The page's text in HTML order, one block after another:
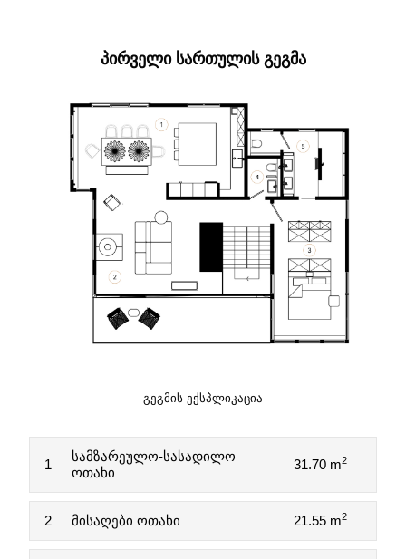
ᲞᲘᲠᲕᲔᲚᲘ ᲡᲐᲠᲗᲣᲚᲘᲡ ᲒᲔᲒᲛᲐ
ᲒᲔᲒᲛᲘᲡ ᲔᲥᲡᲞᲚᲘᲙᲐᲪᲘᲐ
1
სამზარეულო-სასადილო
ოთახი
31.70 m2
2 მისაღები ოთახი 21.55 m2